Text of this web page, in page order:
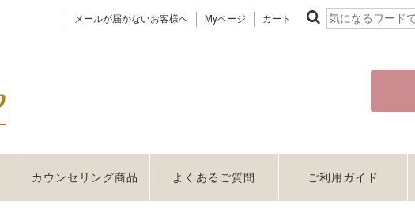
メールが届かないお客様へ Myページ カート
カウンセリング商品 よくあるご質問 ご利用ガイド